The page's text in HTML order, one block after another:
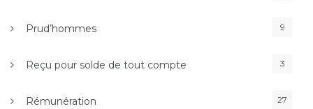
Prud’hommes 9
Reçu pour solde de tout compte 3
Rémunération 27